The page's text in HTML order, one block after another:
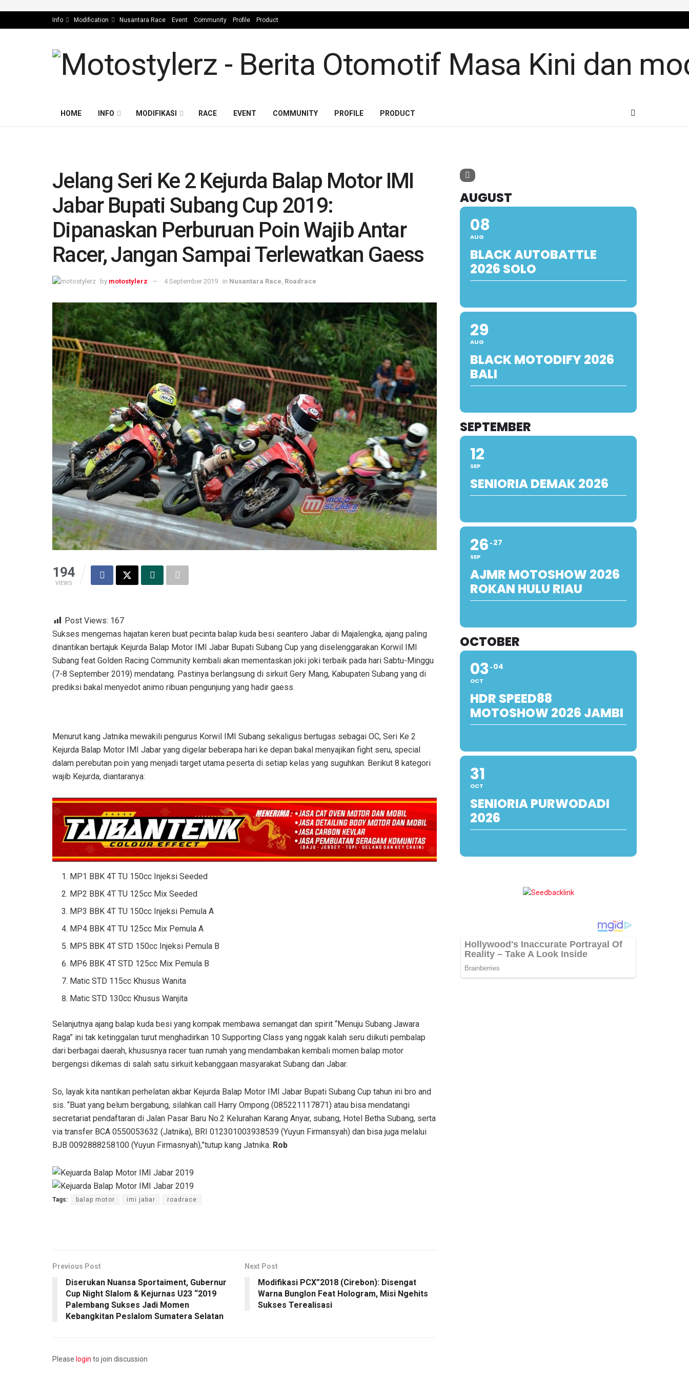
Info Modification Nusantara Race Event Community Profile Product
HOME INFO MODIFIKASI RACE EVENT COMMUNITY PROFILE PRODUCT
Jelang Seri Ke 2 Kejurda Balap Motor IMI
Jabar Bupati Subang Cup 2019:
Dipanaskan Perburuan Poin Wajib Antar
Racer, Jangan Sampai Terlewatkan Gaess
by motostylerz 4 September 2019 in Nusantara Race Roadrace
194
VIEWS
Post Views: 167
Sukses mengemas hajatan keren buat pecinta balap kuda besi seantero Jabar di Majalengka, ajang paling
dinantikan bertajuk Kejurda Balap Motor IMI Jabar Bupati Subang Cup yang diselenggarakan Korwil IMI
Subang feat Golden Racing Community kembali akan mementaskan joki joki terbaik pada hari Sabtu-Minggu
(7-8 September 2019) mendatang. Pastinya berlangsung di sirkuit Gery Mang, Kabupaten Subang yang di
prediksi bakal menyedot animo ribuan pengunjung yang hadir gaess.
Menurut kang Jatnika mewakili pengurus Korwil IMI Subang sekaligus bertugas sebagai OC, Seri Ke 2
Kejurda Balap Motor IMI Jabar yang digelar beberapa hari ke depan bakal menyajikan fight seru, special
dalam perebutan poin yang menjadi target utama peserta di setiap kelas yang suguhkan. Berikut 8 kategori
wajib Kejurda, diantaranya:
MP1 BBK 4T TU 150cc Injeksi Seeded
MP2 BBK 4T TU 125cc Mix Seeded
MP3 BBK 4T TU 150cc Injeksi Pemula A
MP4 BBK 4T TU 125cc Mix Pemula A
MP5 BBK 4T STD 150cc Injeksi Pemula B
MP6 BBK 4T STD 125cc Mix Pemula B
Matic STD 115cc Khusus Wanita
Matic STD 130cc Khusus Wanjita
Selanjutnya ajang balap kuda besi yang kompak membawa semangat dan spirit “Menuju Subang Jawara
Raga” ini tak ketinggalan turut menghadirkan 10 Supporting Class yang nggak kalah seru diikuti pembalap
dari berbagai daerah, khususnya racer tuan rumah yang mendambakan kembali momen balap motor
bergengsi dikemas di salah satu sirkuit kebanggaan masyarakat Subang dan Jabar.
So, layak kita nantikan perhelatan akbar Kejurda Balap Motor IMI Jabar Bupati Subang Cup tahun ini bro and
sis. “Buat yang belum bergabung, silahkan call Harry Ompong (085221117871) atau bisa mendatangi
secretariat pendaftaran di Jalan Pasar Baru No.2 Kelurahan Karang Anyar, subang, Hotel Betha Subang, serta
via transfer BCA 0550053632 (Jatnika), BRI 012301003938539 (Yuyun Firmansyah) dan bisa juga melalui
BJB 0092888258100 (Yuyun Firmasnyah),”tutup kang Jatnika. Rob
Tags: balap motor imi jabar roadrace
Previous Post
Diserukan Nuansa Sportaiment, Gubernur
Cup Night Slalom & Kejurnas U23 “2019
Palembang Sukses Jadi Momen
Kebangkitan Peslalom Sumatera Selatan
Next Post
Modifikasi PCX”2018 (Cirebon): Disengat
Warna Bunglon Feat Hologram, Misi Ngehits
Sukses Terealisasi
Please login to join discussion
AUGUST
08
AUG
BLACK AUTOBATTLE
2026 SOLO
29
AUG
BLACK MOTODIFY 2026
BALI
SEPTEMBER
12
SEP
SENIORIA DEMAK 2026
26
SEP
27
AJMR MOTOSHOW 2026
ROKAN HULU RIAU
OCTOBER
03
OCT
04
HDR SPEED88
MOTOSHOW 2026 JAMBI
31
OCT
SENIORIA PURWODADI
2026